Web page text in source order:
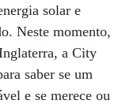
solar e
Neste momento,
a City
saber se um
e se merece ou